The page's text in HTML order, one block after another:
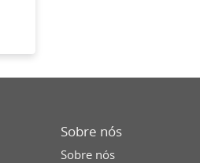
Sobre nós
Sobre nós